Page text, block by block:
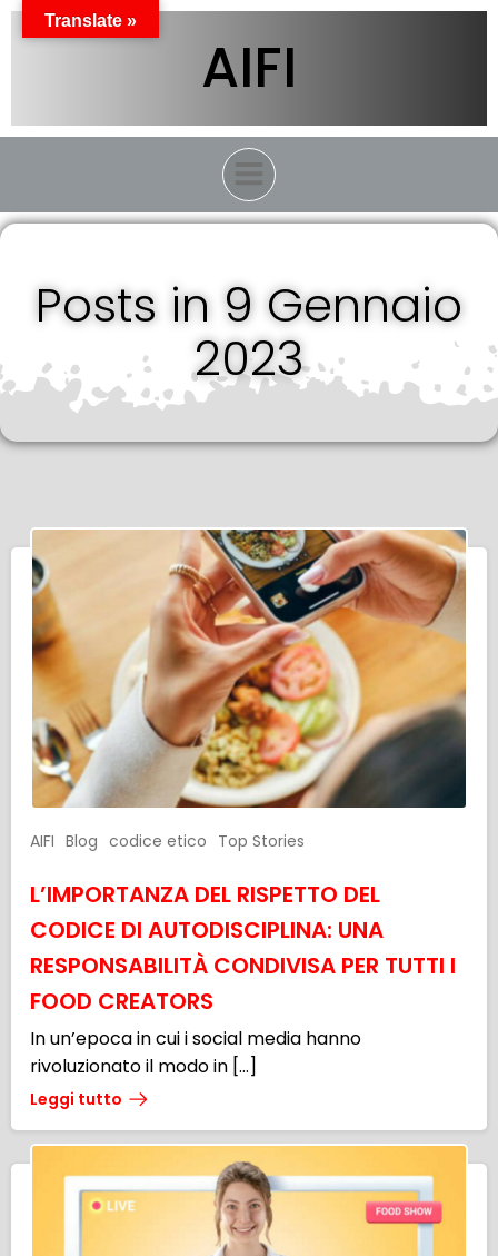
Vai
contenuto
AIFI
Posts in 9 Gennaio
2023
AIFI Blog codice etico Top Stories
L’IMPORTANZA DEL RISPETTO DEL
CODICE DI AUTODISCIPLINA: UNA
RESPONSABILITÀ CONDIVISA PER TUTTI I
FOOD CREATORS
In un’epoca in cui i social media hanno
rivoluzionato il modo in […]
Leggi tutto
Translate »